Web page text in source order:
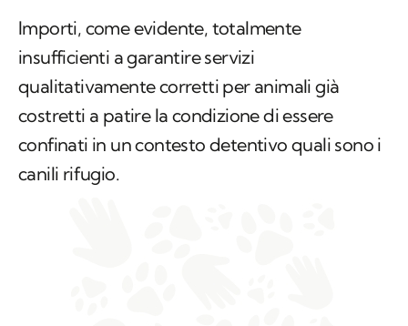
Importi, come evidente, totalmente
insufficienti a garantire servizi
qualitativamente corretti per animali già
costretti a patire la condizione di essere
confinati in un contesto detentivo quali sono i
canili rifugio.